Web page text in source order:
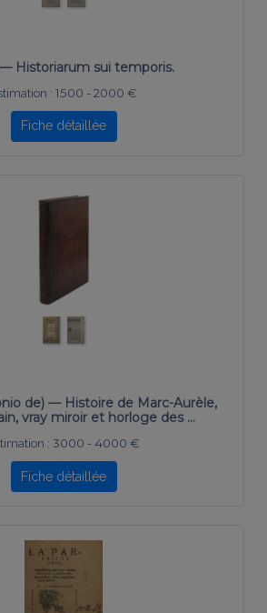
Historiarum sui temporis.
: 1500 - 2000 €
Fiche détaillée
de) — Histoire de Marc-Aurèle,
vray miroir et horloge des …
: 3000 - 4000 €
Fiche détaillée